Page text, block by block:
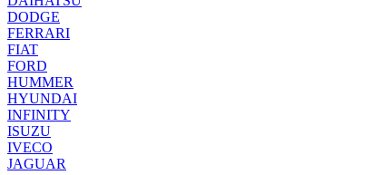
DODGE
FERRARI
FIAT
FORD
HUMMER
HYUNDAI
INFINITY
ISUZU
IVECO
JAGUAR